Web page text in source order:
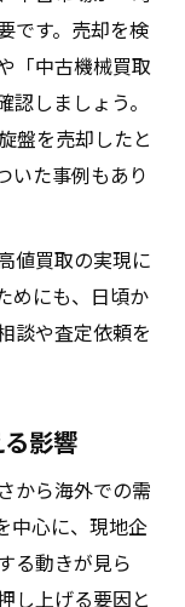
です。売却を検
「中古機械買取
しましょう。
盤を売却したと
いた事例もあり
値買取の実現に
めにも、日頃か
談や査定依頼を
影響
から海外での需
中心に、現地企
る動きが見ら
し上げる要因と